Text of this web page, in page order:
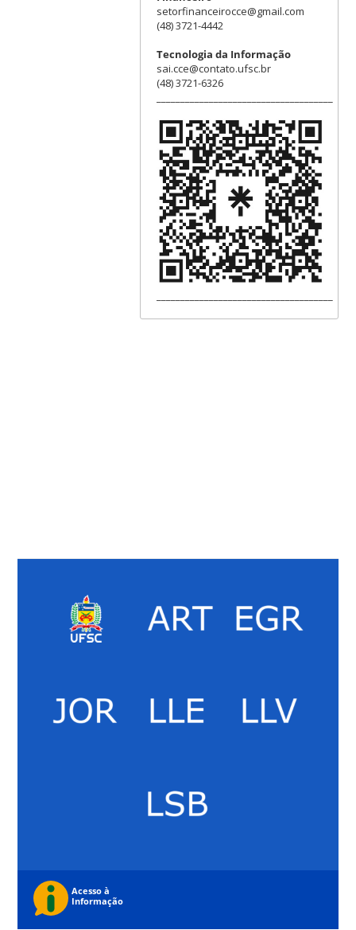
setorfinanceirocce@gmail.com
(48) 3721-4442
Tecnologia da Informação
sai.cce@contato.ufsc.br
(48) 3721-6326